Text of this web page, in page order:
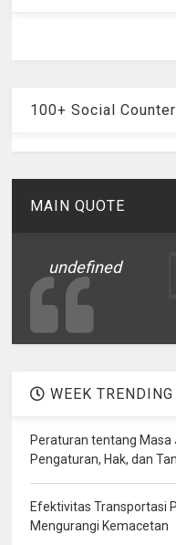
100+ Social
MAIN QUOTE
undefined
WEEK TRENDING
Peraturan tentang Masa
Pengaturan, Hak, dan
Efektivitas Transportasi
Mengurangi Kemacetan